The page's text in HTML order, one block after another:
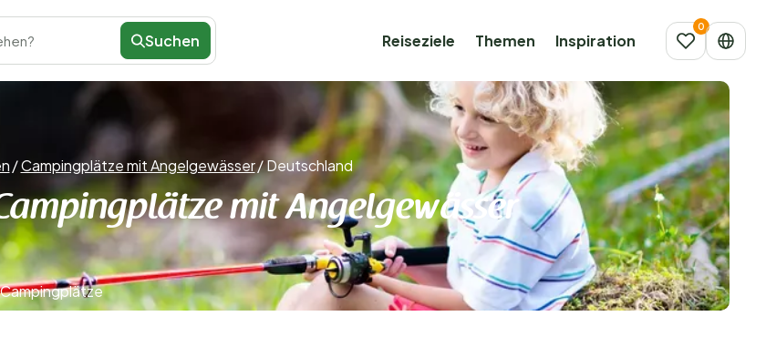
Suchen Reiseziele Themen Inspiration
/Campingplätze mit Angelgewässer/Deutschland
mit Angelgewässer